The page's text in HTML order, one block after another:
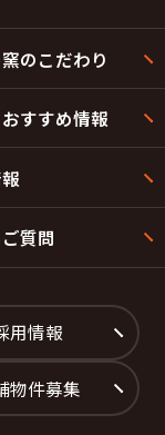
のこだわり
すすめ情報
質問
用情報
物件募集